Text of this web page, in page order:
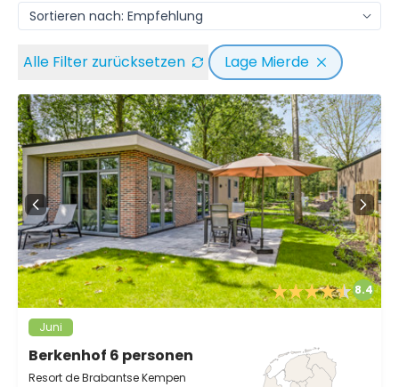
Alle Filter zurücksetzen Lage Mierde
8.4
Juni
Berkenhof 6 personen
Resort de Brabantse Kempen